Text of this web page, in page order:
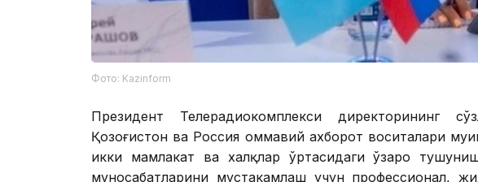
Фото: Kazinform
Президент Телерадиокомплекси директорининг
Қозоғистон ва Россия оммавий ахборот воситалари
икки мамлакат ва халқлар ўртасидаги ўзаро
муносабатларини мустаҳкамлаш учун профессионал,